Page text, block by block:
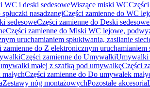
WC i deski sedesoweWiszące miski WC
nasadzanejCzęści zamienne do WC
sedesoweCzęści zamienne do Deski sedesowe
Części zamienne do Miski WC lejowe,
uruchamianiem spłukiwania, zasilanie
zamienne do Z elektronicznym uruchamianiem
Części zamienne do UmywalkiUmywalki
małej z szafką pod umywalkęCzęści
Części zamienne do Do umywalek
Zestawy nóg montażowychPozostałe akcesoria